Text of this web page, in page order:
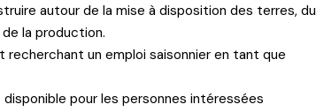
autour de la mise à disposition des terres, du
la production.
un emploi saisonnier en tant que
pour les personnes intéressées